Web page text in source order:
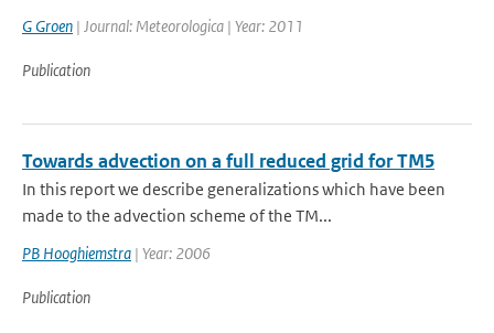
G Groen | Journal: Meteorologica | Year: 2011
Publication
Towards advection on a full reduced grid for TM5
In this report we describe generalizations which have been
made to the advection scheme of the TM...
PB Hooghiemstra | Year: 2006
Publication